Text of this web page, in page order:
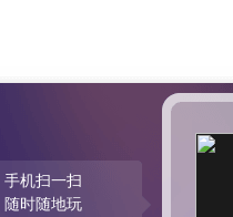
手机扫一扫
随时随地玩